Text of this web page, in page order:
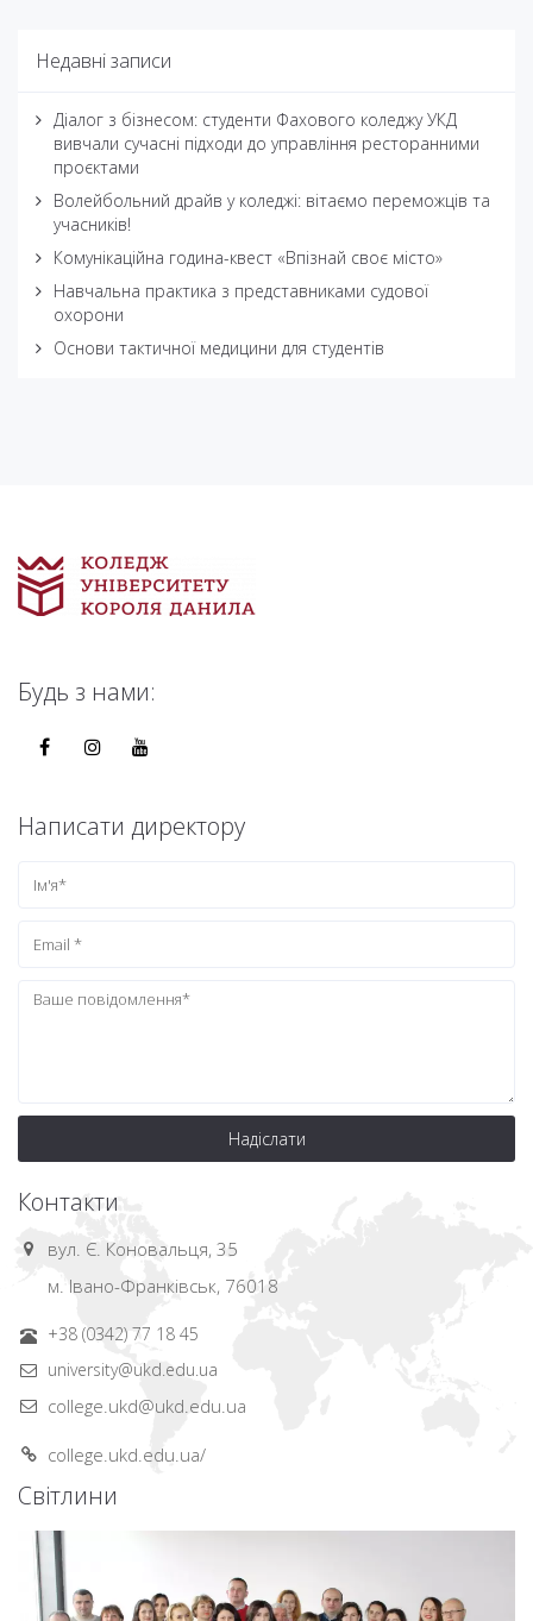
Недавні записи
Діалог з бізнесом: студенти Фахового коледжу УКД
вивчали сучасні підходи до управління ресторанними
проєктами
Волейбольний драйв у коледжі: вітаємо переможців та
учасників!
Комунікаційна година-квест «Впізнай своє місто»
Навчальна практика з представниками судової
охорони
Основи тактичної медицини для студентів
Будь з нами:
Написати директору
Надіслати
Контакти
вул. Є. Коновальця, 35
м. Івано-Франківськ, 76018
+38 (0342) 77 18 45
university@ukd.edu.ua
college.ukd@ukd.edu.ua
college.ukd.edu.ua/
Світлини